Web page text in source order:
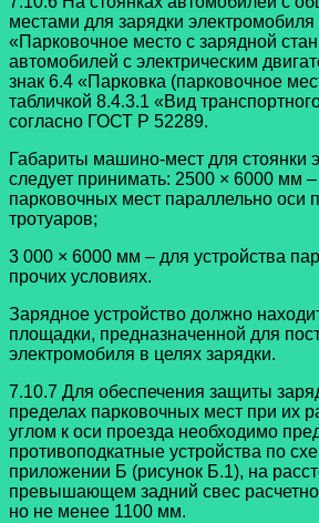
местами для зарядки
«Парковочное место с зарядной
автомобилей с электрическим
знак 6.4 «Парковка (парковочное
табличкой 8.4.3.1 «Вид
согласно ГОСТ Р 52289.
Габариты машино-мест для стоянки
следует принимать: 2500 × 6000 мм –
парковочных мест параллельно оси
тротуаров;
3 000 × 6000 мм – для устройства
прочих условиях.
Зарядное устройство должно
площадки, предназначенной для
электромобиля в целях зарядки.
7.10.7 Для обеспечения защиты
пределах парковочных мест при их
углом к оси проезда необходимо
противоподкатные устройства по
приложении Б (рисунок Б.1), на
превышающем задний свес
но не менее 1100 мм.